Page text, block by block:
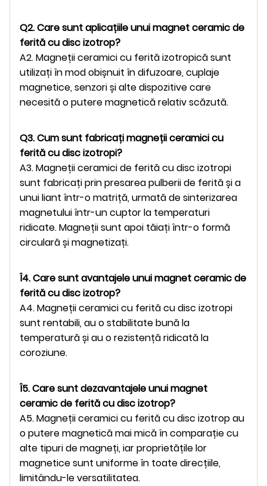
Q2. Care sunt aplicațiile unui magnet ceramic de
ferită cu disc izotrop?
A2. Magneții ceramici cu ferită izotropică sunt
utilizați în mod obișnuit în difuzoare, cuplaje
magnetice, senzori și alte dispozitive care
necesită o putere magnetică relativ scăzută.
Q3. Cum sunt fabricați magneții ceramici cu
ferită cu disc izotropi?
A3. Magneții ceramici de ferită cu disc izotropi
sunt fabricați prin presarea pulberii de ferită și a
unui liant într-o matriță, urmată de sinterizarea
magnetului într-un cuptor la temperaturi
ridicate. Magneții sunt apoi tăiați într-o formă
circulară și magnetizați.
Î4. Care sunt avantajele unui magnet ceramic de
ferită cu disc izotrop?
A4. Magneții ceramici cu ferită cu disc izotropi
sunt rentabili, au o stabilitate bună la
temperatură și au o rezistență ridicată la
coroziune.
Î5. Care sunt dezavantajele unui magnet
ceramic de ferită cu disc izotrop?
A5. Magneții ceramici cu ferită cu disc izotrop au
o putere magnetică mai mică în comparație cu
alte tipuri de magneți, iar proprietățile lor
magnetice sunt uniforme în toate direcțiile,
limitându-le versatilitatea.